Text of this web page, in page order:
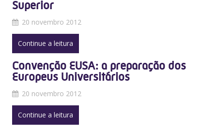
Superior
20 novembro 2012
Continue a leitura
Convenção EUSA: a preparação dos
Europeus Universitários
20 novembro 2012
Continue a leitura